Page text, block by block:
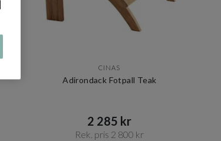
CINAS
Adirondack Fotpall Teak
2 285 kr​​
Rek. pris 2 800 kr​​